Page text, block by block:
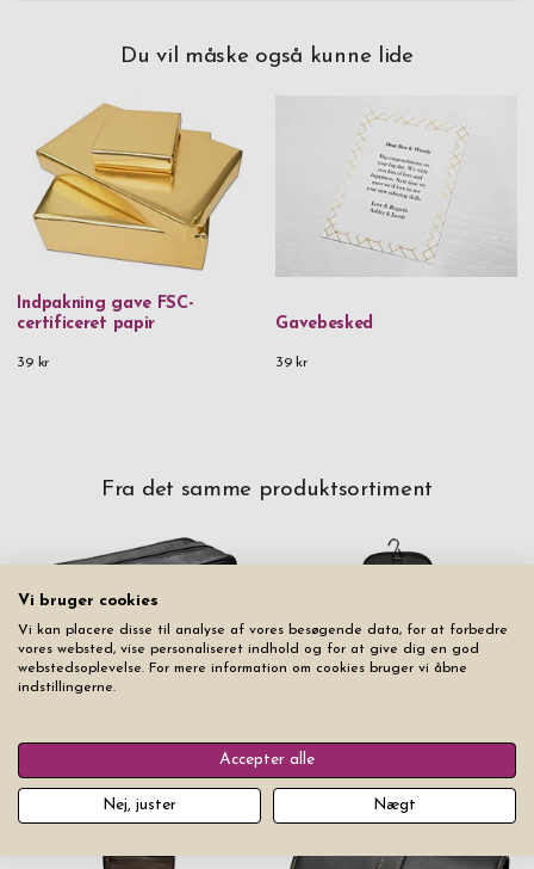
Du vil måske også kunne lide
Indpakning gave FSC-
certificeret papir
39 kr
Gavebesked
39 kr
Fra det samme produktsortiment
Toilettaske Esquire Colombo
Udsolgt
Stackers Traveller Sort
Udsolgt
Vi bruger cookies
Vi kan placere disse til analyse af vores besøgende data, for at forbedre
vores websted, vise personaliseret indhold og for at give dig en god
webstedsoplevelse. For mere information om cookies bruger vi åbne
indstillingerne.
Accepter alle
Nej, juster Nægt